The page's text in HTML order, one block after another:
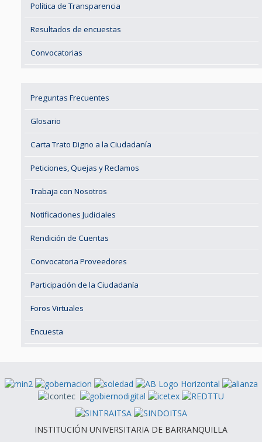
Política de Transparencia
Resultados de encuestas
Convocatorias
Preguntas Frecuentes
Glosario
Carta Trato Digno a la Ciudadanía
Peticiones, Quejas y Reclamos
Trabaja con Nosotros
Notificaciones Judiciales
Rendición de Cuentas
Convocatoria Proveedores
Participación de la Ciudadanía
Foros Virtuales
Encuesta
INSTITUCIÓN UNIVERSITARIA DE BARRANQUILLA